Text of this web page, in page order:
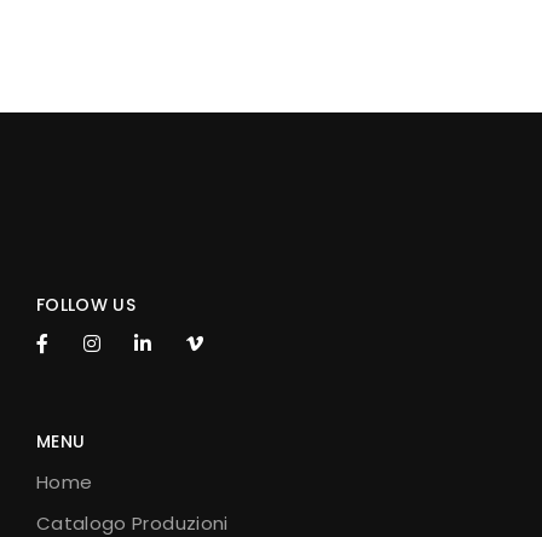
FOLLOW US
MENU
Home
Catalogo Produzioni